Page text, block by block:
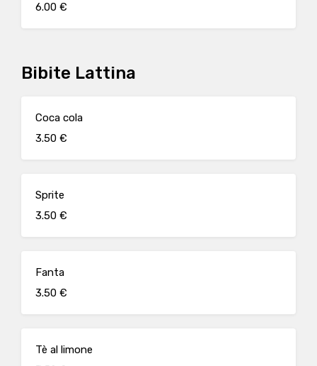
6.00 €
Bibite Lattina
Coca cola
3.50 €
Sprite
3.50 €
Fanta
3.50 €
Tè al limone